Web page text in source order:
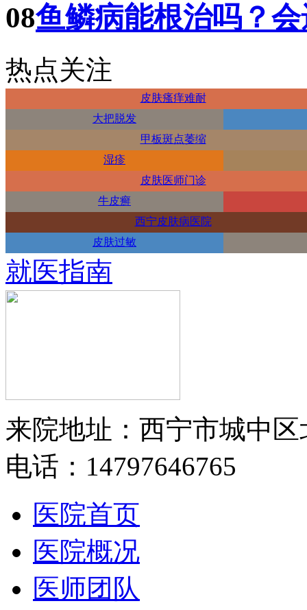
08鱼鳞病能根治吗？
热点关注
皮肤瘙痒难耐
大把脱发
甲板斑点萎缩
湿疹
皮肤医师门诊
牛皮癣
西宁皮肤病医院
皮肤过敏
就医指南
来院地址：西宁市城中区
电话：14797646765
医院首页
医院概况
医师团队